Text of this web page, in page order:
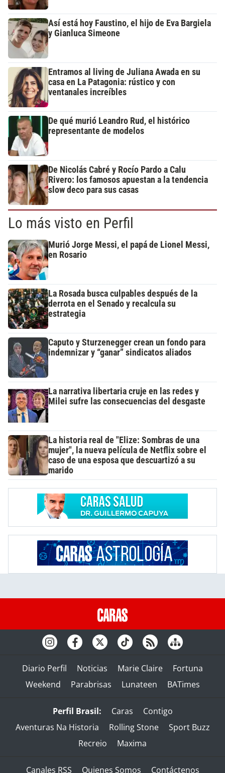
Así está hoy Faustino, el hijo de Eva Bargiela
y Gianluca Simeone
Entramos al living de Juliana Awada en su
casa en La Patagonia: rústico y con
ventanales increíbles
De qué murió Leandro Rud, el histórico
representante de modelos
De Nicolás Cabré y Rocío Pardo a Calu
Rivero: los famosos apuestan a la tendencia
slow deco para sus casas
Lo más visto en Perfil
Murió Jorge Messi, el papá de Lionel Messi,
en Rosario
La Rosada busca culpables después de la
derrota en el Senado y recalcula su
estrategia
Caputo y Sturzenegger crean un fondo para
indemnizar y “ganar” sindicatos aliados
La narrativa libertaria cruje en las redes y
Milei sufre las consecuencias del desgaste
La historia real de "Elize: Sombras de una
mujer", la nueva película de Netflix sobre el
caso de una esposa que descuartizó a su
marido
Diario Perfil Noticias Marie Claire
Fortuna
Weekend
Parabrisas Lunateen BATimes
Perfil Brasil: Caras
Contigo
Aventuras Na Historia
Rolling Stone
Sport Buzz
Recreio
Maxima
Canales RSS Quienes Somos Contáctenos